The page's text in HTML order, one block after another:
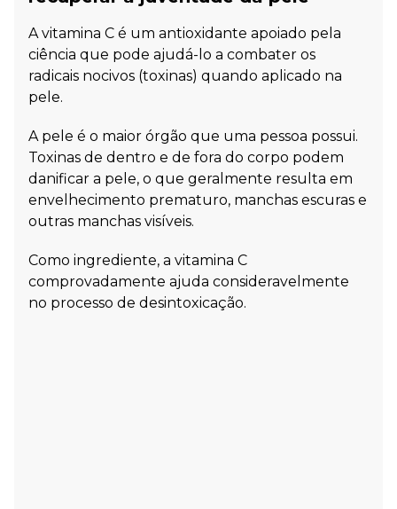
A vitamina C é um antioxidante apoiado pela
ciência que pode ajudá-lo a combater os
radicais nocivos (toxinas) quando aplicado na
pele.
A pele é o maior órgão que uma pessoa possui.
Toxinas de dentro e de fora do corpo podem
danificar a pele, o que geralmente resulta em
envelhecimento prematuro, manchas escuras e
outras manchas visíveis.
Como ingrediente, a vitamina C
comprovadamente ajuda consideravelmente
no processo de desintoxicação.